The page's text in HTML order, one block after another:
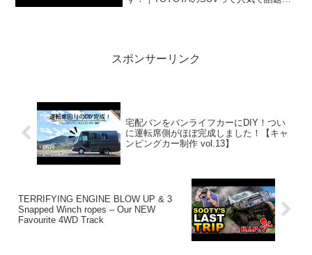
スポンサーリンク
宅配バンをバンライフカーにDIY！つい
に運転席側がほぼ完成しました！【キャ
ンピングカー制作 vol.13】
TERRIFYING ENGINE BLOW UP & 3
Snapped Winch ropes – Our NEW
Favourite 4WD Track